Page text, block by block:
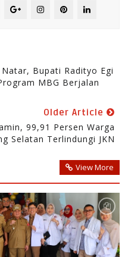
Bupati Radityo Egi
MBG Berjalan
Older Article
99,91 Persen Warga
Selatan Terlindungi JKN
View More